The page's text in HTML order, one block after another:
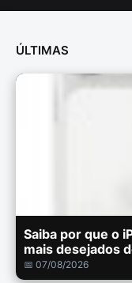
ÚLTIMAS
Saiba por que o
mais desejados
📅 07/08/2026